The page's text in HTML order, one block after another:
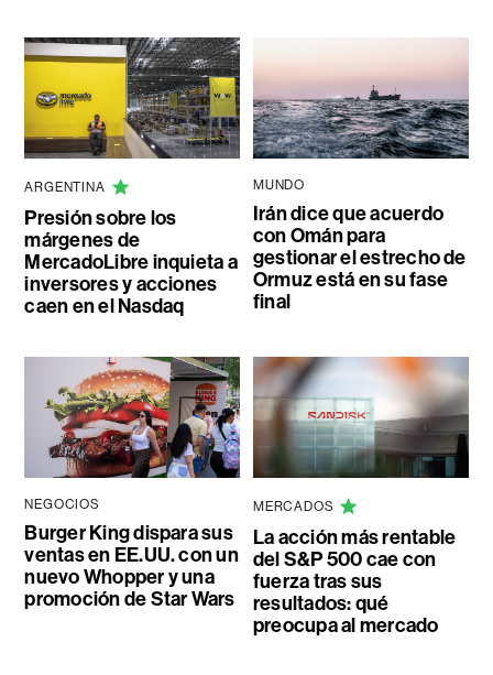
ARGENTINA
Presión sobre los
márgenes de
MercadoLibre inquieta a
inversores y acciones
caen en el Nasdaq
MUNDO
Irán dice que acuerdo
con Omán para
gestionar el estrecho de
Ormuz está en su fase
final
NEGOCIOS
Burger King dispara sus
ventas en EE.UU. con un
nuevo Whopper y una
promoción de Star Wars
MERCADOS
La acción más rentable
del S&P 500 cae con
fuerza tras sus
resultados: qué
preocupa al mercado